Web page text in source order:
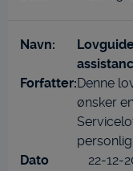
Denne
ønsker
22-12-